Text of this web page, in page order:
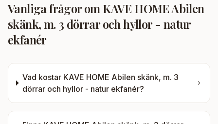
Vanliga frågor om KAVE HOME Abilen
skänk, m. 3 dörrar och hyllor - natur
ekfanér
Vad kostar KAVE HOME Abilen skänk, m. 3
dörrar och hyllor - natur ekfanér?